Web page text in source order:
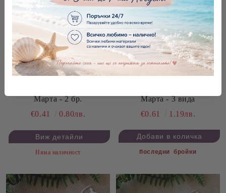
Марта - 2 бр.
€0.41
0.80лв.
Виж детайли
Няма наличност
Марта - 3 вида
€0.61
1.19лв.
Последни бройки